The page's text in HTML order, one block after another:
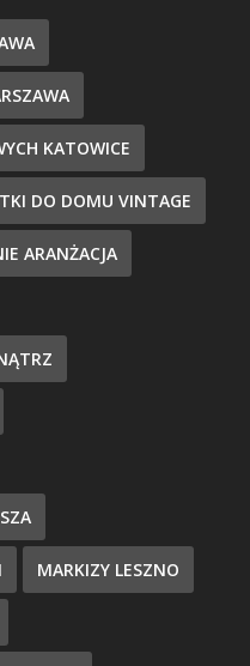
KATOWICE
DO DOMU VINTAGE
ARANŻACJA
MARKIZY LESZNO